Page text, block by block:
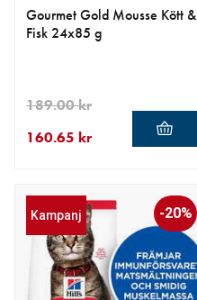
Gourmet Gold Mousse Kött &
Fisk 24x85 g
160.65 kr
189.00 kr
Kampanj -20%